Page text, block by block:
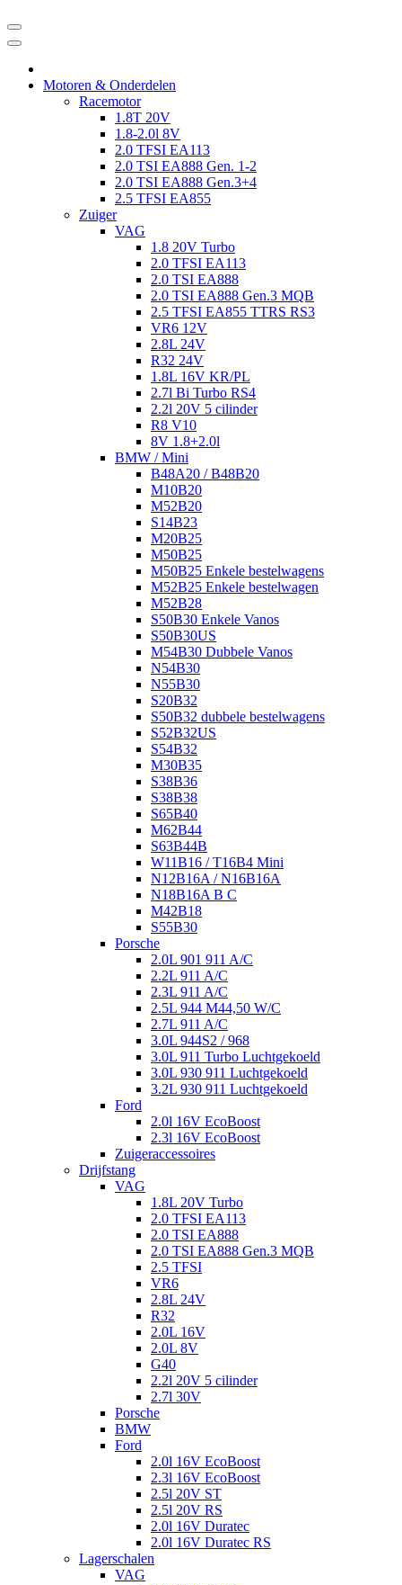
Motoren & Onderdelen
Racemotor
1.8T 20V
1.8-2.0l 8V
2.0 TFSI EA113
2.0 TSI EA888 Gen. 1-2
2.0 TSI EA888 Gen.3+4
2.5 TFSI EA855
Zuiger
VAG
1.8 20V Turbo
2.0 TFSI EA113
2.0 TSI EA888
2.0 TSI EA888 Gen.3 MQB
2.5 TFSI EA855 TTRS RS3
VR6 12V
2.8L 24V
R32 24V
1.8L 16V KR/PL
2.7l Bi Turbo RS4
2.2l 20V 5 cilinder
R8 V10
8V 1.8+2.0l
BMW / Mini
B48A20 / B48B20
M10B20
M52B20
S14B23
M20B25
M50B25
M50B25 Enkele bestelwagens
M52B25 Enkele bestelwagen
M52B28
S50B30 Enkele Vanos
S50B30US
M54B30 Dubbele Vanos
N54B30
N55B30
S20B32
S50B32 dubbele bestelwagens
S52B32US
S54B32
M30B35
S38B36
S38B38
S65B40
M62B44
S63B44B
W11B16 / T16B4 Mini
N12B16A / N16B16A
N18B16A B C
M42B18
S55B30
Porsche
2.0L 901 911 A/C
2.2L 911 A/C
2.3L 911 A/C
2.5L 944 M44,50 W/C
2.7L 911 A/C
3.0L 944S2 / 968
3.0L 911 Turbo Luchtgekoeld
3.0L 930 911 Luchtgekoeld
3.2L 930 911 Luchtgekoeld
Ford
2.0l 16V EcoBoost
2.3l 16V EcoBoost
Zuigeraccessoires
Drijfstang
VAG
1.8L 20V Turbo
2.0 TFSI EA113
2.0 TSI EA888
2.0 TSI EA888 Gen.3 MQB
2.5 TFSI
VR6
2.8L 24V
R32
2.0L 16V
2.0L 8V
G40
2.2l 20V 5 cilinder
2.7l 30V
Porsche
BMW
Ford
2.0l 16V EcoBoost
2.3l 16V EcoBoost
2.5l 20V ST
2.5l 20V RS
2.0l 16V Duratec
2.0l 16V Duratec RS
Lagerschalen
VAG